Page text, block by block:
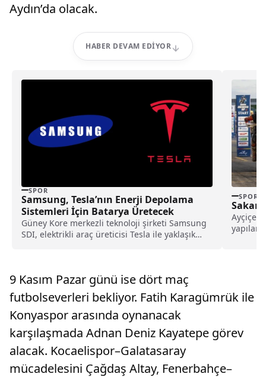
Aydın’da olacak.
HABER DEVAM EDIYOR
SPOR
Samsung, Tesla’nın Enerji Depolama
Sistemleri İçin Batarya Üretecek
Güney Kore merkezli teknoloji şirketi Samsung
SDI, elektrikli araç üreticisi Tesla ile yaklaşık
SPOR
yapılan
9 Kasım Pazar günü ise dört maç
futbolseverleri bekliyor. Fatih Karagümrük ile
Konyaspor arasında oynanacak
karşılaşmada Adnan Deniz Kayatepe görev
alacak. Kocaelispor–Galatasaray
mücadelesini Çağdaş Altay, Fenerbahçe–